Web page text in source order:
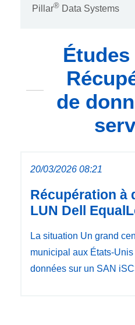
Pillar® Data Systems
de
20/03/2026 08:21
Récupération à
LUN Dell
La situation Un grand
municipal aux
données sur un SAN